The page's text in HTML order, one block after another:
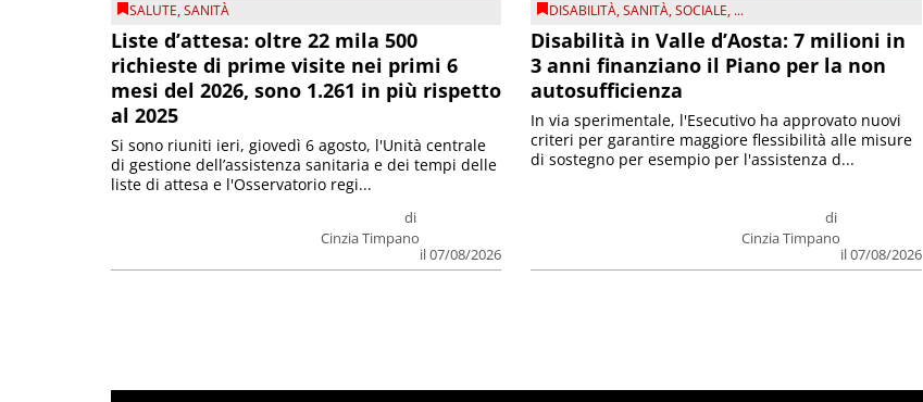
SALUTE,SANITÀ
Liste d’attesa: oltre 22 mila 500
richieste di prime visite nei primi 6
mesi del 2026, sono 1.261 in più rispetto
al 2025
di
Cinzia Timpano
il 07/08/2026
Si sono riuniti ieri, giovedì 6 agosto, l'Unità centrale
di gestione dell’assistenza sanitaria e dei tempi delle
liste di attesa e l'Osservatorio regi...
DISABILITÀ,SANITÀ,SOCIALE, ...
Disabilità in Valle d’Aosta: 7 milioni in
3 anni finanziano il Piano per la non
autosufficienza
di
Cinzia Timpano
il 07/08/2026
In via sperimentale, l'Esecutivo ha approvato nuovi
criteri per garantire maggiore flessibilità alle misure
di sostegno per esempio per l'assistenza d...